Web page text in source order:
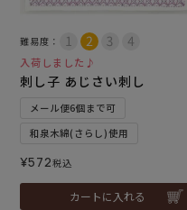
難易度：
入荷しました♪
刺し子 あじさい刺し
メール便6個まで可
和泉木綿(さらし)使用
¥572税込
カートに入れる